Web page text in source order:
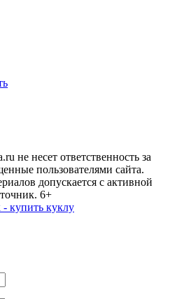
не несет ответственность за
пользователями сайта.
допускается с активной
6+
купить куклу